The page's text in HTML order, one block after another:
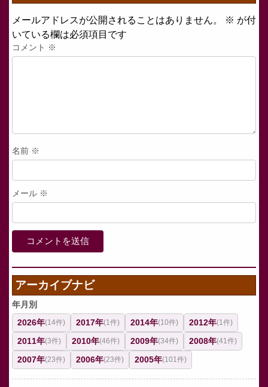
メールアドレスが公開されることはありません。 ※ が付
いている欄は必須項目です
コメント ※
名前 ※
メール ※
アーカイブナビ
年月別
2026年(14件) 2017年(1件) 2014年(10件) 2012年(1件)
2011年(3件) 2010年(46件) 2009年(34件) 2008年(41件)
2007年(23件) 2006年(23件) 2005年(101件)